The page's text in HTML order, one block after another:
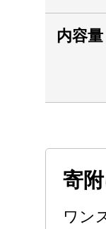
内容量
寄
ワン